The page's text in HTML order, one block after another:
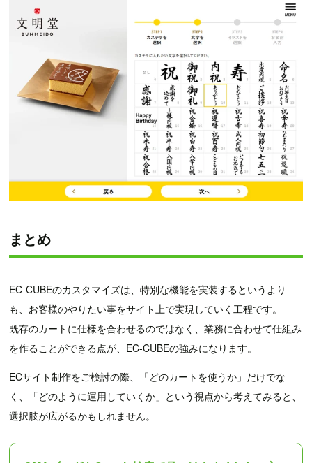
まとめ
EC-CUBEのカスタマイズは、特別な機能を実装するというより
も、お客様のやりたい事をサイト上で実現していく工程です。
既存のカートに仕様を合わせるのではなく、業務に合わせて仕組み
を作ることができる点が、EC-CUBEの強みになります。
ECサイト制作をご検討の際、「どのカートを使うか」だけでな
く、「どのように運用していくか」という視点から考えてみると、
選択肢が広がるかもしれません。